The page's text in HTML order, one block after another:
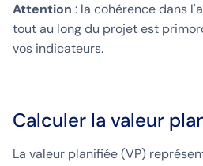
Attention : la cohérence dans
tout au long du projet est
vos indicateurs.
Calculer la valeur
La valeur planifiée (VP)